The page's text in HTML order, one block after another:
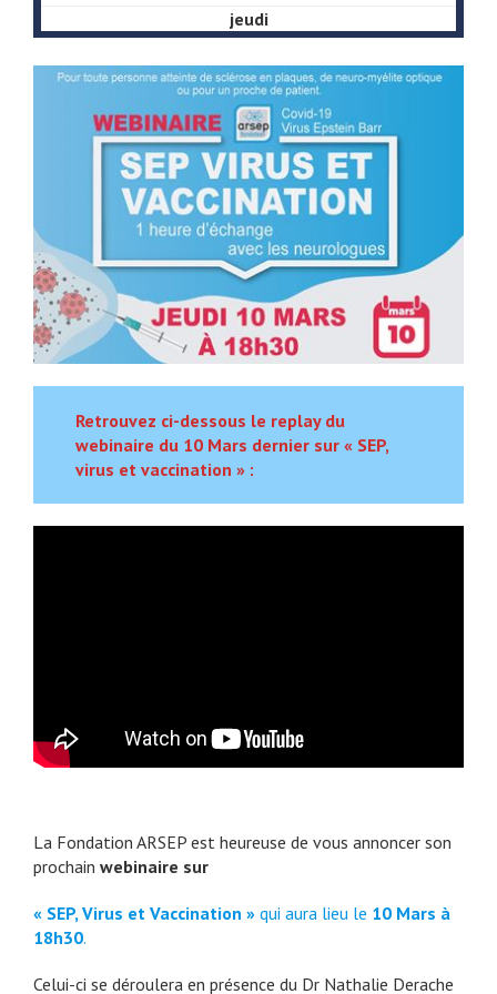
jeudi
Retrouvez ci-dessous le replay du
webinaire du 10 Mars dernier sur « SEP,
virus et vaccination » :
La Fondation ARSEP est heureuse de vous annoncer son
prochain webinaire sur
« SEP, Virus et Vaccination » qui aura lieu le 10 Mars à
18h30.
Celui-ci se déroulera en présence du Dr Nathalie Derache